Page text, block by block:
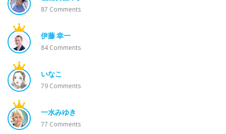
87 Comments
伊藤 幸一
84Comments
いなこ
79 Comments
一水みゆき
77 Comments